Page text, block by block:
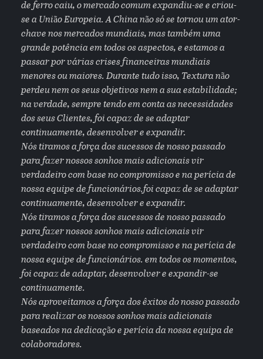
de ferro caiu, o mercado comum expandiu-se e criou-
se a União Europeia. A China não só se tornou um ator-
chave nos mercados mundiais, mas também uma
grande potência em todos os aspectos, e estamos a
passar por várias crises financeiras mundiais
menores ou maiores. Durante tudo isso, Textura não
perdeu nem os seus objetivos nem a sua estabilidade;
na verdade, sempre tendo em conta as necessidades
dos seus Clientes, foi capaz de se adaptar
continuamente, desenvolver e expandir.
Nós tiramos a força dos sucessos de nosso passado
para fazer nossos sonhos mais adicionais vir
verdadeiro com base no compromisso e na perícia de
nossa equipe de funcionários.foi capaz de se adaptar
continuamente, desenvolver e expandir.
Nós tiramos a força dos sucessos de nosso passado
para fazer nossos sonhos mais adicionais vir
verdadeiro com base no compromisso e na perícia de
nossa equipe de funcionários. em todos os momentos,
foi capaz de adaptar, desenvolver e expandir-se
continuamente.
Nós aproveitamos a força dos êxitos do nosso passado
para realizar os nossos sonhos mais adicionais
baseados na dedicação e perícia da nossa equipa de
colaboradores.